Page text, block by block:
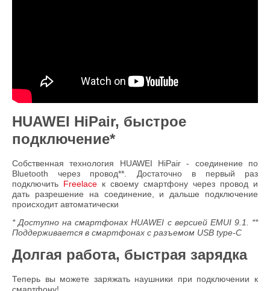
HUAWEI HiPair, быстрое
подключение*
Собственная технология HUAWEI HiPair - соединение по
Bluetooth через провод**. Достаточно в первый раз
подключить Freelace к своему смартфону через провод и
дать разрешение на соединение, и дальше подключение
происходит автоматически
* Доступно на смартфонах HUAWEI с версией EMUI 9.1. **
Поддерживается в смартфонах с разъемом USB type-C
Долгая работа, быстрая зарядка
Теперь вы можете заряжать наушники при подключении к